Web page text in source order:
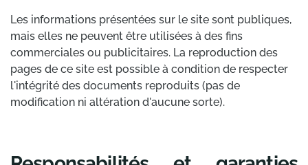
Les informations présentées sur le site sont publiques,
mais elles ne peuvent être utilisées à des fins
commerciales ou publicitaires. La reproduction des
pages de ce site est possible à condition de respecter
l'intégrité des documents reproduits (pas de
modification ni altération d'aucune sorte).